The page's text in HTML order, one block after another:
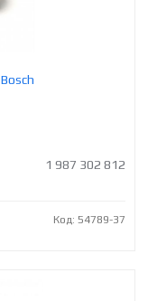
1 987 302 812
Код: 54789-37